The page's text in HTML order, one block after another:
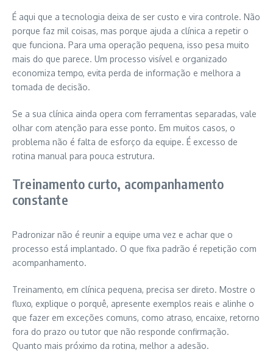
É aqui que a tecnologia deixa de ser custo e vira controle. Não
porque faz mil coisas, mas porque ajuda a clínica a repetir o
que funciona. Para uma operação pequena, isso pesa muito
mais do que parece. Um processo visível e organizado
economiza tempo, evita perda de informação e melhora a
tomada de decisão.
Se a sua clínica ainda opera com ferramentas separadas, vale
olhar com atenção para esse ponto. Em muitos casos, o
problema não é falta de esforço da equipe. É excesso de
rotina manual para pouca estrutura.
Treinamento curto, acompanhamento
constante
Padronizar não é reunir a equipe uma vez e achar que o
processo está implantado. O que fixa padrão é repetição com
acompanhamento.
Treinamento, em clínica pequena, precisa ser direto. Mostre o
fluxo, explique o porquê, apresente exemplos reais e alinhe o
que fazer em exceções comuns, como atraso, encaixe, retorno
fora do prazo ou tutor que não responde confirmação.
Quanto mais próximo da rotina, melhor a adesão.